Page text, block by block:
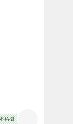
祐樹